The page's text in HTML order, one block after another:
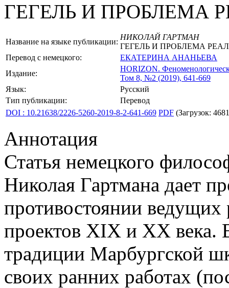
ГЕГЕЛЬ И ПРОБЛЕМА
Название на языке публикации:
НИКОЛАЙ ГАРТМАН
ГЕГЕЛЬ И ПРОБЛЕМА
Перевод с немецкого:
ЕКАТЕРИНА АНАНЬЕВА
Издание:
HORIZON.
Том 8, №2 (2019), 641-669
Язык:
Русский
Тип публикации:
Перевод
DOI : 10.21638/2226-5260-2019-8-2-641-669 PDF (Загрузок:
Аннотация
Статья немецкого
Николая Гартмана дает
противостоянии
проектов XIX и XX века.
традиции Марбургской
своих ранних работах